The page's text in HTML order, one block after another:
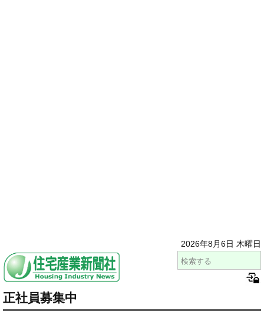
2026年8月6日 木曜日
正社員募集中